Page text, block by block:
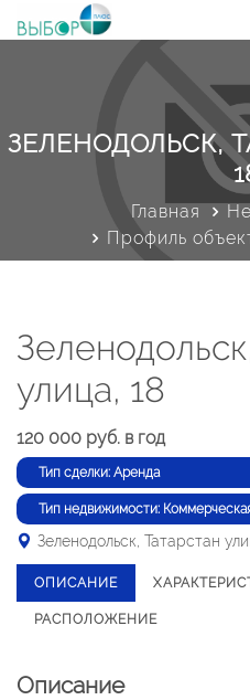
ЗЕЛЕНОДОЛЬСК,
Главная
Профиль
улица, 18
120 000 руб. в год
Тип сделки: Аренда
Тип недвижимости:
Зеленодольск, Татарстан
ОПИСАНИЕ
РАСПОЛОЖЕНИЕ
Описание